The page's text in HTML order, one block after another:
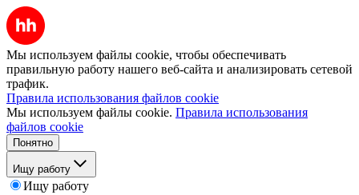
Мы используем файлы cookie, чтобы обеспечивать
правильную работу нашего веб-сайта и анализировать сетевой
трафик.
Правила использования файлов cookie
Мы используем файлы cookie. Правила использования
файлов cookie
Понятно
Ищу работу
Ищу работу